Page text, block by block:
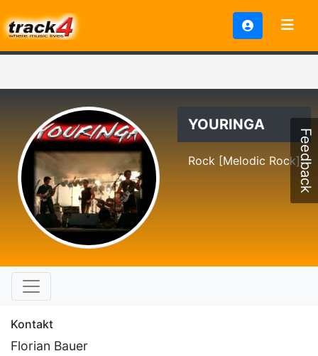
YOURINGA
Rock [Melodic Rock]
Kontakt
Florian Bauer
Feedback